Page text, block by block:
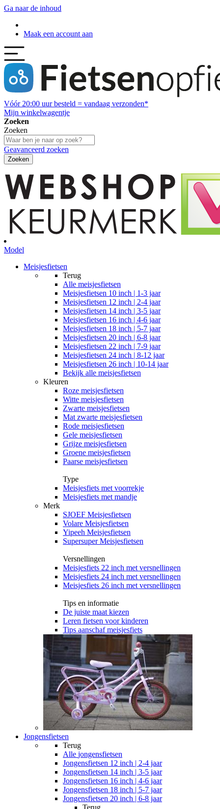
Ga naar de inhoud
Maak een account aan
Vóór 20:00 uur besteld = vandaag verzonden*
Mijn winkelwagentje
Zoeken
Zoeken
Geavanceerd zoeken
Zoeken
Model
Meisjesfietsen
Terug
Alle meisjesfietsen
Meisjesfietsen 10 inch | 1-3 jaar
Meisjesfietsen 12 inch | 2-4 jaar
Meisjesfietsen 14 inch | 3-5 jaar
Meisjesfietsen 16 inch | 4-6 jaar
Meisjesfietsen 18 inch | 5-7 jaar
Meisjesfietsen 20 inch | 6-8 jaar
Meisjesfietsen 22 inch | 7-9 jaar
Meisjesfietsen 24 inch | 8-12 jaar
Meisjesfietsen 26 inch | 10-14 jaar
Bekijk alle meisjesfietsen
Kleuren
Roze meisjesfietsen
Witte meisjesfietsen
Zwarte meisjesfietsen
Mat zwarte meisjesfietsen
Rode meisjesfietsen
Gele meisjesfietsen
Grijze meisjesfietsen
Groene meisjesfietsen
Paarse meisjesfietsen
Type
Meisjesfiets met voorrekje
Meisjesfiets met mandje
Merk
SJOEF Meisjesfietsen
Volare Meisjesfietsen
Yipeeh Meisjesfietsen
Supersuper Meisjesfietsen
Versnellingen
Meisjesfiets 22 inch met versnellingen
Meisjesfiets 24 inch met versnellingen
Meisjesfiets 26 inch met versnellingen
Tips en informatie
De juiste maat kiezen
Leren fietsen voor kinderen
Tips aanschaf meisjesfiets
Jongensfietsen
Terug
Alle jongensfietsen
Jongensfietsen 12 inch | 2-4 jaar
Jongensfietsen 14 inch | 3-5 jaar
Jongensfietsen 16 inch | 4-6 jaar
Jongensfietsen 18 inch | 5-7 jaar
Jongensfietsen 20 inch | 6-8 jaar
Terug